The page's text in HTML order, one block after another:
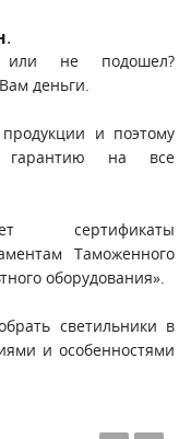
.
или не подошел?
деньги.
и поэтому
гарантию на все
сертификаты
Таможенного
оборудования».
светильники в
и особенностями